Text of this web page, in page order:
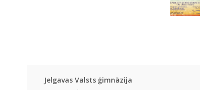
Jelgavas Valsts ģimnāzija